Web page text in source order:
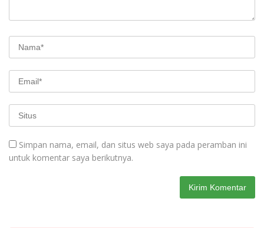
Simpan nama, email, dan situs web saya pada peramban ini
untuk komentar saya berikutnya.